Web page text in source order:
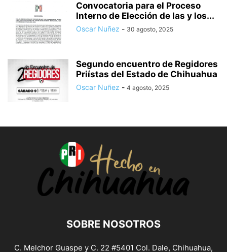
Convocatoria para el Proceso
Interno de Elección de las y los...
Oscar Nuñez - 30 agosto, 2025
Segundo encuentro de Regidores
Priístas del Estado de Chihuahua
Oscar Nuñez - 4 agosto, 2025
SOBRE NOSOTROS
C. Melchor Guaspe y C. 22 #5401 Col. Dale, Chihuahua,